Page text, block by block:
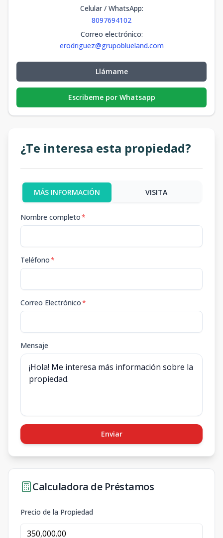
Celular / WhatsApp:
8097694102
Correo electrónico:
erodriguez@grupoblueland.com
Llámame
Escribeme por Whatsapp
¿Te interesa esta propiedad?
MÁS INFORMACIÓN VISITA
Nombre completo*
Teléfono*
Correo Electrónico*
Mensaje
Enviar
Calculadora de Préstamos
Precio de la Propiedad